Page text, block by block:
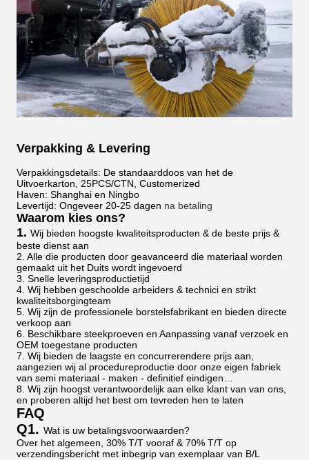
Verpakking & Levering
Verpakkingsdetails: De standaarddoos van het de
Uitvoerkarton, 25PCS/CTN, Customerized
Haven: Shanghai en Ningbo
Levertijd: Ongeveer 20-25 dagen na betaling
Waarom kies ons?
1. Wij bieden hoogste kwaliteitsproducten & de beste prijs &
beste dienst aan
2. Alle die producten door geavanceerd die materiaal worden
gemaakt uit het Duits wordt ingevoerd
3. Snelle leveringsproductietijd
4. Wij hebben geschoolde arbeiders & technici en strikt
kwaliteitsborgingteam
5. Wij zijn de professionele borstelsfabrikant en bieden directe
verkoop aan
6. Beschikbare steekproeven en Aanpassing vanaf verzoek en
OEM toegestane producten
7. Wij bieden de laagste en concurrerendere prijs aan,
aangezien wij al procedureproductie door onze eigen fabriek
van semi materiaal - maken - definitief eindigen…
8. Wij zijn hoogst verantwoordelijk aan elke klant van van ons,
en proberen altijd het best om tevreden hen te laten
FAQ
Q1. Wat is uw betalingsvoorwaarden?
Over het algemeen, 30% T/T vooraf & 70% T/T op
verzendingsbericht met inbegrip van exemplaar van B/L